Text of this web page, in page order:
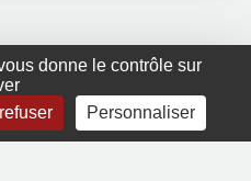
donne le contrôle sur
Personnaliser
GRDR Copyright
Mentions légales|Contact